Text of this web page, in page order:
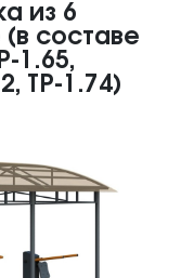
из 6
составе
1.65,
ТР-1.74)